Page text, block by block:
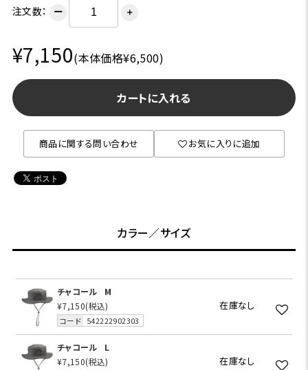
注文数： ー ＋
¥7,150(本体価格¥6,500)
カートに入れる
商品に関する問い合わせ お気に入りに追加
カラー／サイズ
チャコール
M
¥7,150(税込)
コード 542222902303
在庫なし
チャコール
L
¥7,150(税込) 在庫なし